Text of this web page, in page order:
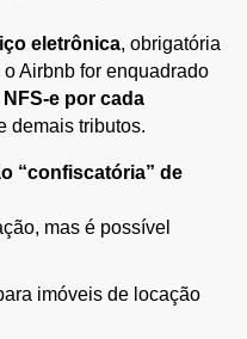
eletrônica, obrigatória
Airbnb for enquadrado
e por cada
demais tributos.
“confiscatória” de
imóveis de locação